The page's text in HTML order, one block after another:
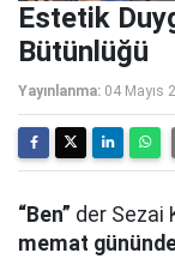
Estetik
Bütünlüğü
Yayınlanma: 04 Mayıs
“Ben” der Sezai
memat